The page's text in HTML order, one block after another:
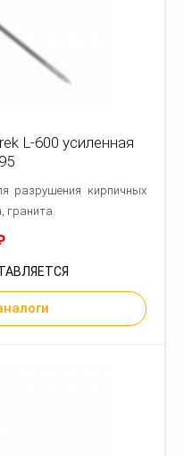
L-600 усиленная
разрушения кирпичных
гранита.